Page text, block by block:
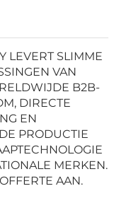
LEVERT SLIMME
VAN
B2B-
DIRECTE
EN
PRODUCTIE
MERKEN.
AAN.